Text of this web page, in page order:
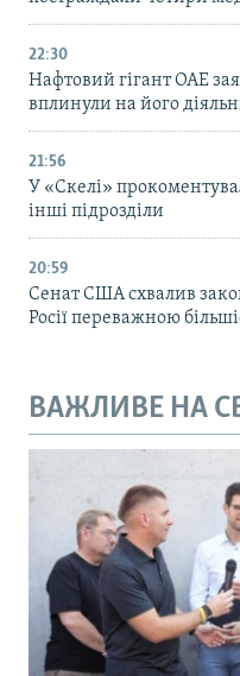
22:30
Нафтовий гігант ОАЕ
вплинули на його
21:56
У «Скелі»
інші підрозділи
20:59
Cенат США схвалив
Росії переважною
ВАЖЛИВЕ НА